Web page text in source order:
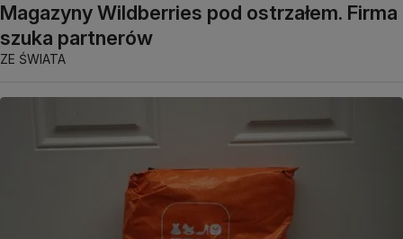
Magazyny Wildberries pod ostrzałem. Firma
szuka partnerów
ZE ŚWIATA